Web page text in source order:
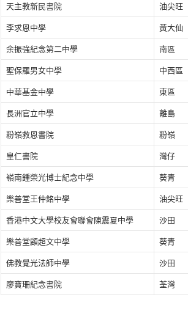
天主教新民書院 油尖旺
李求恩中學 黃大仙
余振強紀念第二中學 南區
聖保羅男女中學 中西區
中華基金中學 東區
長洲官立中學 離島
粉嶺救恩書院 粉嶺
皇仁書院 灣仔
嶺南鍾榮光博士紀念中學 葵青
樂善堂王仲銘中學 油尖旺
香港中文大學校友會聯會陳震夏中學 沙田
樂善堂顧超文中學 葵青
佛教覺光法師中學 沙田
廖寶珊紀念書院 荃灣